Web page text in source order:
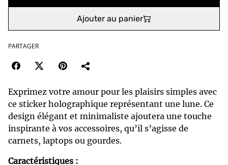
Ajouter au panier
PARTAGER
Exprimez votre amour pour les plaisirs simples avec
ce sticker holographique représentant une lune. Ce
design élégant et minimaliste ajoutera une touche
inspirante à vos accessoires, qu’il s’agisse de
carnets, laptops ou gourdes.
Caractéristiques :